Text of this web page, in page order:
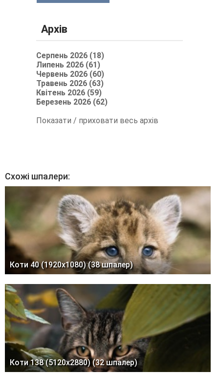
Архів
Серпень 2026 (18)
Липень 2026 (61)
Червень 2026 (60)
Травень 2026 (63)
Квітень 2026 (59)
Березень 2026 (62)
Показати / приховати весь архів
Схожі шпалери:
Коти 40 (1920x1080) (38 шпалер)
Коти 138 (5120x2880) (32 шпалер)